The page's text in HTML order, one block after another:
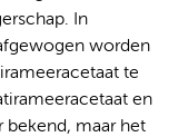
In
worden
te
en
bekend, maar het